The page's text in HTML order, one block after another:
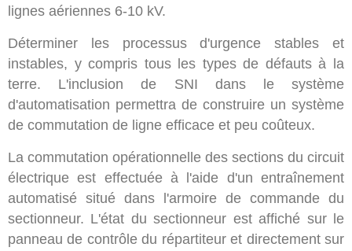
lignes aériennes 6-10 kV.
Déterminer les processus d'urgence stables et
instables, y compris tous les types de défauts à la
terre. L'inclusion de SNI dans le système
d'automatisation permettra de construire un système
de commutation de ligne efficace et peu coûteux.
La commutation opérationnelle des sections du circuit
électrique est effectuée à l'aide d'un entraînement
automatisé situé dans l'armoire de commande du
sectionneur. L'état du sectionneur est affiché sur le
panneau de contrôle du répartiteur et directement sur